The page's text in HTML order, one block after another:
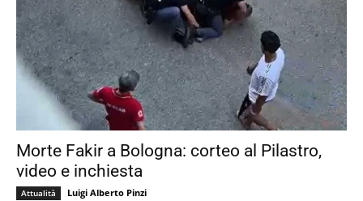
Morte Fakir a Bologna: corteo al Pilastro,
video e inchiesta
Attualità Luigi Alberto Pinzi